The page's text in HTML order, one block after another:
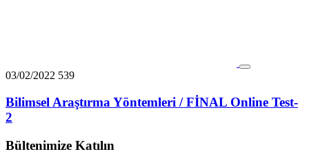
03/02/2022 539
Bilimsel Araştırma Yöntemleri / FİNAL Online Test-
2
Bültenimize Katılın